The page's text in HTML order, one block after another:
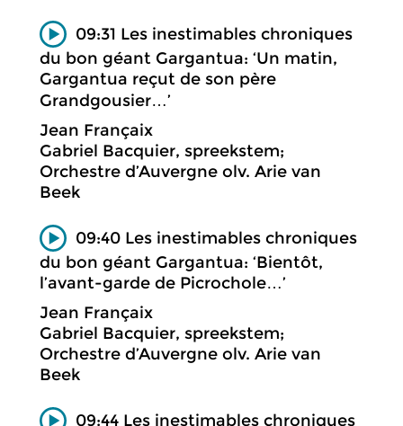
09:31 Les inestimables chroniques
du bon géant Gargantua: ‘Un matin,
Gargantua reçut de son père
Grandgousier…’
Jean Françaix
Gabriel Bacquier, spreekstem;
Orchestre d’Auvergne olv. Arie van
Beek
09:40 Les inestimables chroniques
du bon géant Gargantua: ‘Bientôt,
l’avant-garde de Picrochole…’
Jean Françaix
Gabriel Bacquier, spreekstem;
Orchestre d’Auvergne olv. Arie van
Beek
09:44 Les inestimables chroniques